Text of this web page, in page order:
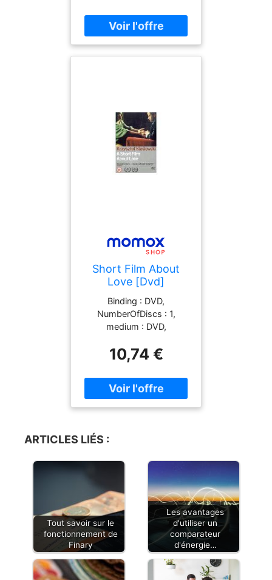
PackageQuantity : 1,
Format : Farbe, medium :
DVD, releaseDate : 2007-
: Peter Hewitt
Short Film About
Love [Dvd]
Binding : DVD,
NumberOfDiscs : 1,
medium : DVD,
1989-04-20
10,74 €
ARTICLES LIÉS :
Tout savoir sur le
fonctionnement de
Finary
Les avantages
d'utiliser un
comparateur
d'énergie…